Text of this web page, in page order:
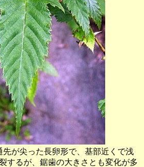
が尖った長卵形で、基部近くで浅
するが、鋸歯の大きさとも変化が多